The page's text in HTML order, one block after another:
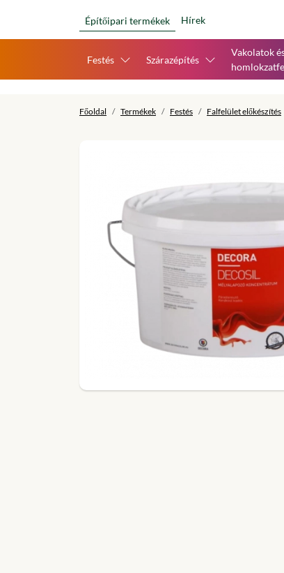
Építőipari termékek Hírek
Festés Szárazépítés
Vakolatok
Főoldal Termékek Festés Falfelület előkészítés